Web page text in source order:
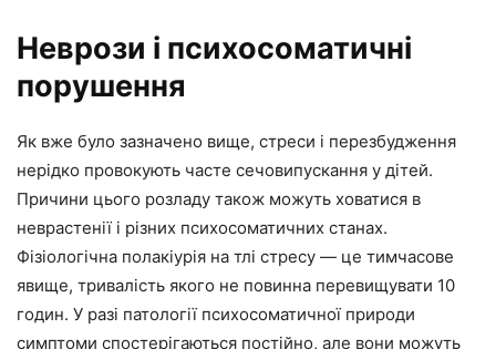
Неврози і психосоматичні
порушення
Як вже було зазначено вище, стреси і перезбудження
нерідко провокують часте сечовипускання у дітей.
Причини цього розладу також можуть ховатися в
неврастенії і різних психосоматичних станах.
Фізіологічна полакіурія на тлі стресу — це тимчасове
явище, тривалість якого не повинна перевищувати 10
годин. У разі патології психосоматичної природи
симптоми спостерігаються постійно, але вони можуть